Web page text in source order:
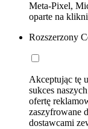
Meta-Pixel,
oparte na
Rozszerzony
Akceptując tę
sukces
ofertę
zaszyfrowane
dostawcami